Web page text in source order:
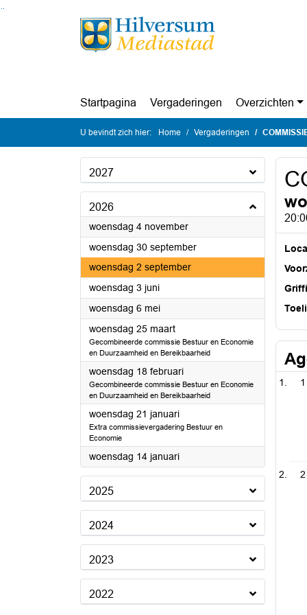
Ga naar de inhoud van deze pagina
Ga naar het zoeken
Ga naar het menu
Startpagina Vergaderingen Overzichten
U bevindt zich hier: Home Vergaderingen
2027
2026
woensdag 4 november2026
woensdag 30 september2026
woensdag 2 september2026
woensdag 3 juni2026
woensdag 6 mei2026
woensdag 25 maart2026
Gecombineerde commissie Bestuur en Economie
en Duurzaamheid en Bereikbaarheid
woensdag 18 februari2026
Gecombineerde commissie Bestuur en Economie
en Duurzaamheid en Bereikbaarheid
woensdag 21 januari2026
Extra commissievergadering Bestuur en
Economie
woensdag 14 januari2026
2025
2024
2023
2022
1
2